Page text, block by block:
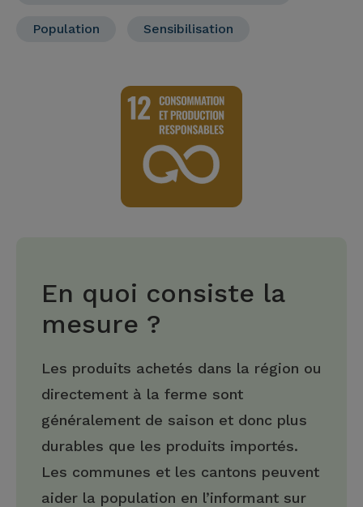
Population Sensibilisation
En quoi consiste la
mesure ?
Les produits achetés dans la région ou
directement à la ferme sont
généralement de saison et donc plus
durables que les produits importés.
Les communes et les cantons peuvent
aider la population en l’informant sur